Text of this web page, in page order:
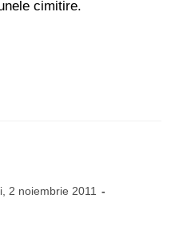
cimitire.
2 noiembrie 2011